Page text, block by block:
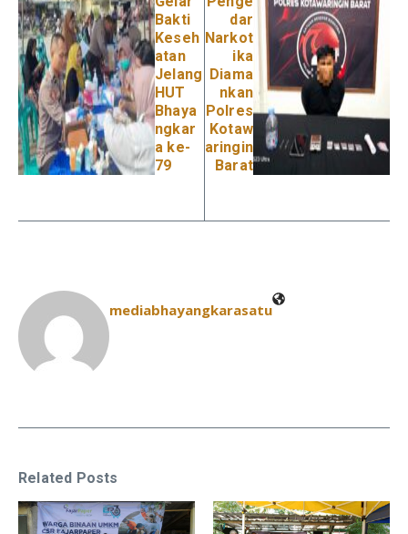
Bakti
Keseh
atan
Jelang
HUT
Bhaya
ngkar
a ke-
79
dar
Narkot
ika
Diama
nkan
Polres
Kotaw
aringin
Barat
mediabhayangkarasatu
Related Posts